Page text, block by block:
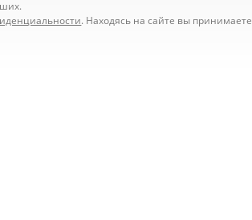
. Находясь на сайте вы принимаете